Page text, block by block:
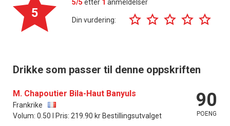
5
5/5 etter 1 anmeldelser
Din vurdering:
Drikke som passer til denne oppskriften
M. Chapoutier Bila-Haut Banyuls
Frankrike
Volum: 0.50 l Pris: 219.90 kr Bestillingsutvalget
90
POENG